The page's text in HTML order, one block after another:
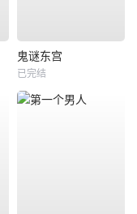
鬼谜东宫
已完结